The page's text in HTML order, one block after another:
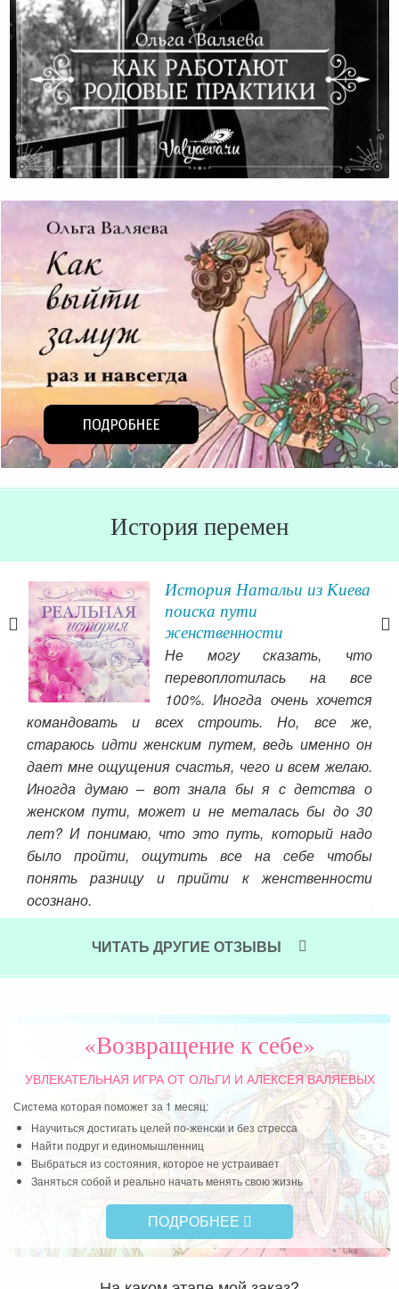
Как Работают Родовые Практики
История перемен
История Натальи из Киева
поиска пути
женственности
Не могу сказать, что
перевоплотилась на все
100%. Иногда очень хочется
командовать и всех строить. Но, все же,
стараюсь идти женским путем, ведь именно он
дает мне ощущения счастья, чего и всем желаю.
Иногда думаю – вот знала бы я с детства о
женском пути, может и не металась бы до 30
лет? И понимаю, что это путь, который надо
было пройти, ощутить все на себе чтобы
понять разницу и прийти к женственности
осознано.
ЧИТАТЬ ДРУГИЕ ОТЗЫВЫ
«Возвращение к себе»
УВЛЕКАТЕЛЬНАЯ ИГРАОТ ОЛЬГИ И АЛЕКСЕЯ ВАЛЯЕВЫХ
Система которая поможет за 1 месяц:
Научиться достигать целей по-женски и без стресса
Найти подруг и единомышленниц
Выбраться из состояния, которое не устраивает
Заняться собой и реально начать менять свою жизнь
ПОДРОБНЕЕ